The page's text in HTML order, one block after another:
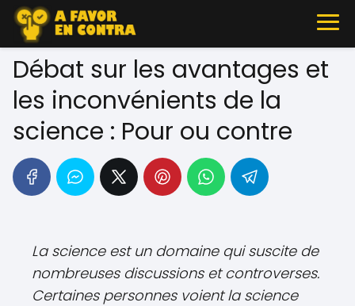
Débat sur les avantages et
les inconvénients de la
science : Pour ou contre
La science est un domaine qui suscite de
nombreuses discussions et controverses.
Certaines personnes voient la science